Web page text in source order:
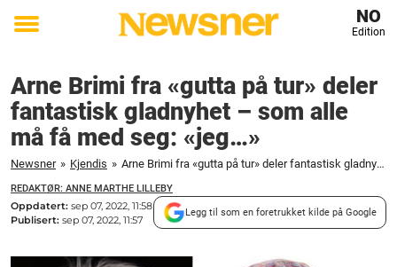
Toggle
NO
Edition
Arne Brimi fra «gutta på tur» deler
fantastisk gladnyhet – som alle
må få med seg: «jeg…»
Newsner » Kjendis » Arne Brimi fra «gutta på tur» deler fantastisk gladnyhet – som alle må få med seg: «jeg..."
REDAKTØR: ANNE MARTHE LILLEBY
Oppdatert: sep 07, 2022, 11:58
Publisert: sep 07, 2022, 11:57
Legg til som en foretrukket kilde på Google